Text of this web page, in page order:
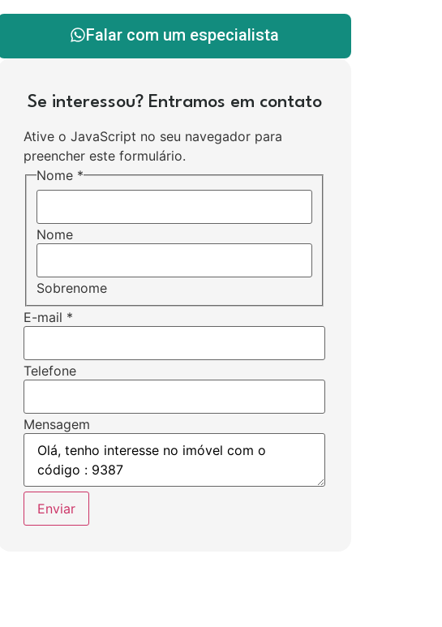
Falar com um especialista
Se interessou? Entramos em contato
Ative o JavaScript no seu navegador para
preencher este formulário.
Nome *
Nome
Sobrenome
E-mail *
Telefone
Mensagem
Enviar